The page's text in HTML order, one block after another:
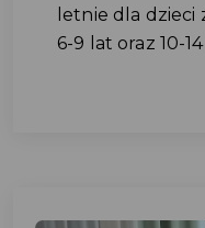
letnie dla
6-9 lat oraz 10-